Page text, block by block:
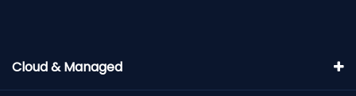
Cloud & Managed